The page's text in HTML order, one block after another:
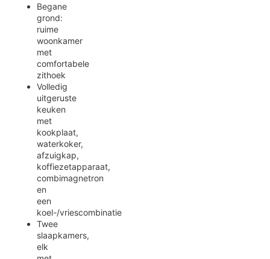
Begane
grond:
ruime
woonkamer
met
comfortabele
zithoek
Volledig
uitgeruste
keuken
met
kookplaat,
waterkoker,
afzuigkap,
koffiezetapparaat,
combimagnetron
en
een
koel-/vriescombinatie
Twee
slaapkamers,
elk